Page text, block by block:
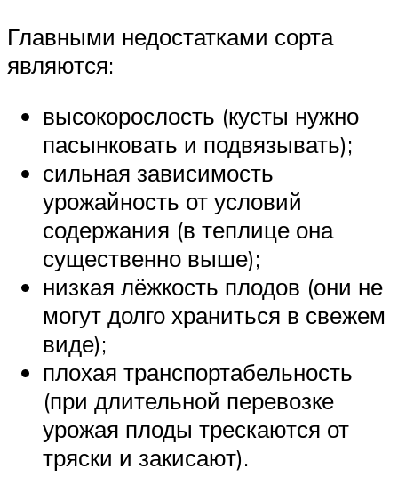
Главными недостатками сорта
являются:
высокорослость (кусты нужно
пасынковать и подвязывать);
сильная зависимость
урожайность от условий
содержания (в теплице она
существенно выше);
низкая лёжкость плодов (они не
могут долго храниться в свежем
виде);
плохая транспортабельность
(при длительной перевозке
урожая плоды трескаются от
тряски и закисают).